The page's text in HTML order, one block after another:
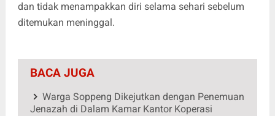
dan tidak menampakkan diri selama sehari sebelum
ditemukan meninggal.
BACA JUGA
Warga Soppeng Dikejutkan dengan Penemuan
Jenazah di Dalam Kamar Kantor Koperasi